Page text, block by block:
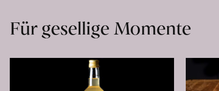
Hof
erfahren
Für gesellige Momente